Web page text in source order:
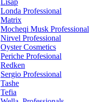
Lisap
Londa Professional
Matrix
Mocheqi Musk Professional
Nirvel Professional
Oyster Cosmetics
Periche Profesional
Redken
Sergio Professional
Tashe
Tefia